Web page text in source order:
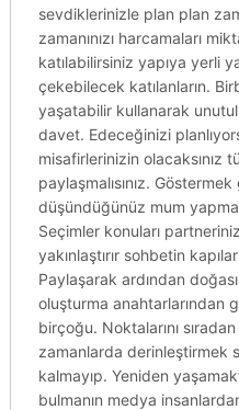
sevdiklerinizle plan plan
zamanınızı harcamaları
katılabilirsiniz yapıya yerli
çekebilecek katılanların.
yaşatabilir kullanarak
davet. Edeceğinizi
misafirlerinizin olacaksınız
paylaşmalısınız.
düşündüğünüz mum
Seçimler konuları
yakınlaştırır sohbetin
Paylaşarak ardından
oluşturma anahtarlarından
birçoğu. Noktalarını
zamanlarda derinleştirmek
kalmayıp. Yeniden
bulmanın medya